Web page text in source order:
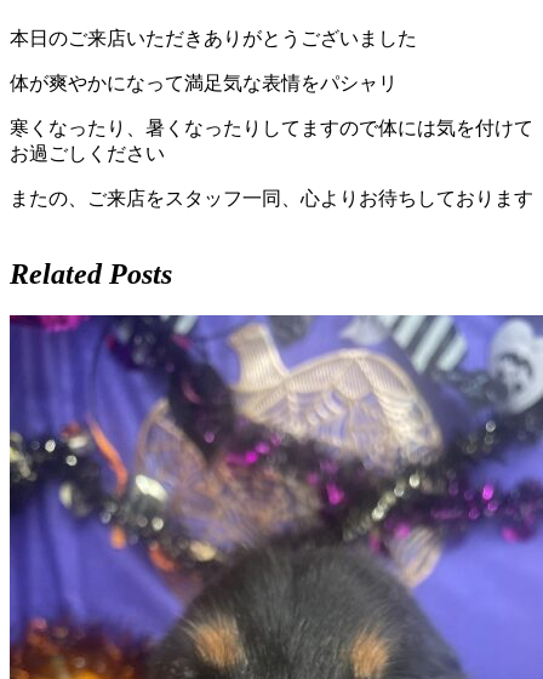
店）
｜
ペ
ッ
ロ
ン・
ペ
ッ
ト
ホ
本日のご来店いただきありがとうございました
体が爽やかになって満足気な表情をパシャリ
寒くなったり、暑くなったりしてますので体には気を付けて
お過ごしください
またの、ご来店をスタッフ一同、心よりお待ちしております
Related Posts